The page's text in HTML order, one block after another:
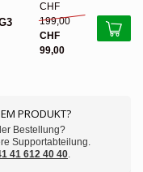
CHF
199,00
CHF
99,00
PRODUKT?
Bestellung?
Supportabteilung.
41 612 40 40